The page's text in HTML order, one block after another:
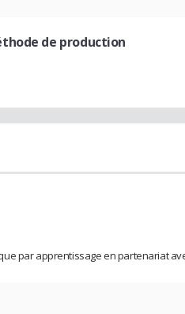
de production
par apprentissage en partenariat